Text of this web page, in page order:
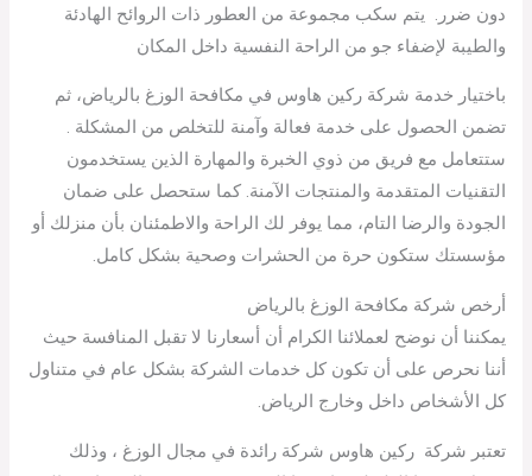
دون ضرر. يتم سكب مجموعة من العطور ذات الروائح الهادئة
والطيبة لإضفاء جو من الراحة النفسية داخل المكان
باختيار خدمة شركة ركين هاوس في مكافحة الوزغ بالرياض، ثم
تضمن الحصول على خدمة فعالة وآمنة للتخلص من المشكلة .
ستتعامل مع فريق من ذوي الخبرة والمهارة الذين يستخدمون
التقنيات المتقدمة والمنتجات الآمنة. كما ستحصل على ضمان
الجودة والرضا التام، مما يوفر لك الراحة والاطمئنان بأن منزلك أو
مؤسستك ستكون حرة من الحشرات وصحية بشكل كامل.
أرخص شركة مكافحة الوزغ بالرياض
يمكننا أن نوضح لعملائنا الكرام أن أسعارنا لا تقبل المنافسة حيث
أننا نحرص على أن تكون كل خدمات الشركة بشكل عام في متناول
كل الأشخاص داخل وخارج الرياض.
تعتبر شركة ركين هاوس شركة رائدة في مجال الوزغ ، وذلك